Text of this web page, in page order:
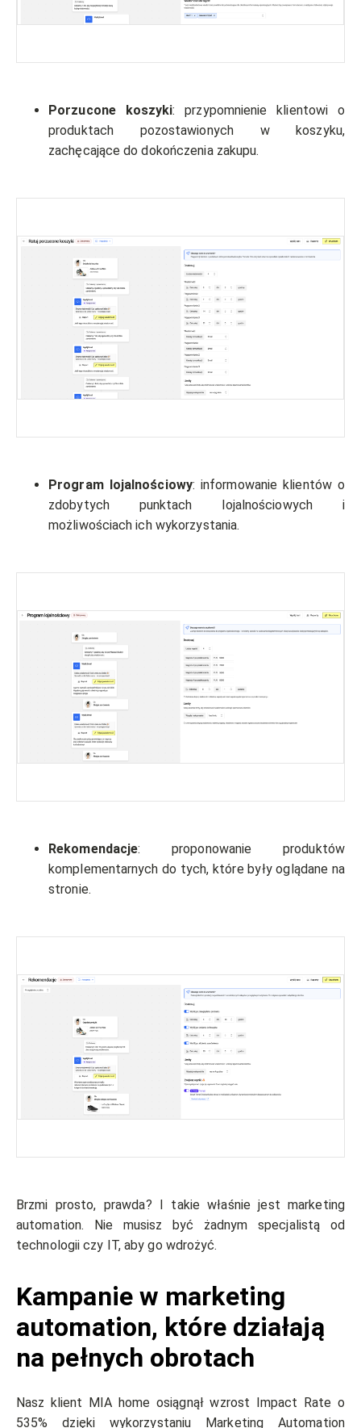
Porzucone koszyki: przypomnienie klientowi o
produktach pozostawionych w koszyku,
zachęcające do dokończenia zakupu.
Program lojalnościowy: informowanie klientów o
zdobytych punktach lojalnościowych i
możliwościach ich wykorzystania.
Rekomendacje: proponowanie produktów
komplementarnych do tych, które były oglądane na
stronie.
Brzmi prosto, prawda? I takie właśnie jest marketing
automation. Nie musisz być żadnym specjalistą od
technologii czy IT, aby go wdrożyć.
Kampanie w marketing
automation, które działają
na pełnych obrotach
Nasz klient MIA home osiągnął wzrost Impact Rate o
535% dzięki wykorzystaniu Marketing Automation